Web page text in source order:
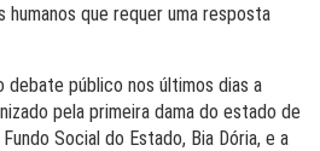
que requer uma resposta
debate público nos últimos dias a
pela primeira dama do estado de
Social do Estado, Bia Dória, e a